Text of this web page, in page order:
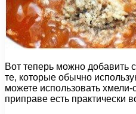
Вот теперь можно добавить
те, которые обычно
можете использовать хмели-
приправе есть практически